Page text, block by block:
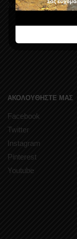
Χαρακτήρα
ΑΚΟΛΟΥΘΗΣΤΕ ΜΑΣ
Facebook
Twitter
Instagram
Pinterest
Youtube